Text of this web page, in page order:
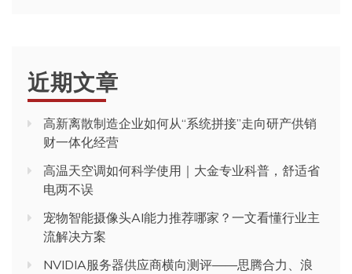
近期文章
高新离散制造企业如何从“系统拼接”走向研产供销
财一体化经营
高温天空调如何科学使用｜大金专业科普，舒适省
电两不误
宠物智能摄像头AI能力推荐哪家？一文看懂行业主
流解决方案
NVIDIA服务器供应商横向测评——思腾合力、浪